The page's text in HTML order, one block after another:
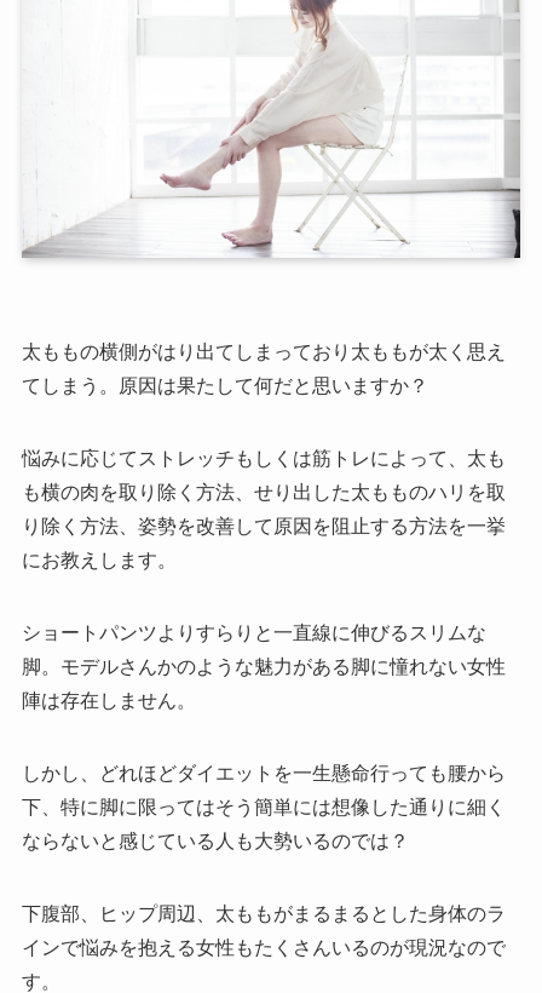
太ももの横側がはり出てしまっており太ももが太く思え
てしまう。原因は果たして何だと思いますか？
悩みに応じてストレッチもしくは筋トレによって、太も
も横の肉を取り除く方法、せり出した太もものハリを取
り除く方法、姿勢を改善して原因を阻止する方法を一挙
にお教えします。
ショートパンツよりすらりと一直線に伸びるスリムな
脚。モデルさんかのような魅力がある脚に憧れない女性
陣は存在しません。
しかし、どれほどダイエットを一生懸命行っても腰から
下、特に脚に限ってはそう簡単には想像した通りに細く
ならないと感じている人も大勢いるのでは？
下腹部、ヒップ周辺、太ももがまるまるとした身体のラ
インで悩みを抱える女性もたくさんいるのが現況なので
す。